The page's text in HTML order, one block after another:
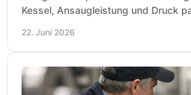
Kessel, Ansaugleistung und Druck
22. Juni 2026